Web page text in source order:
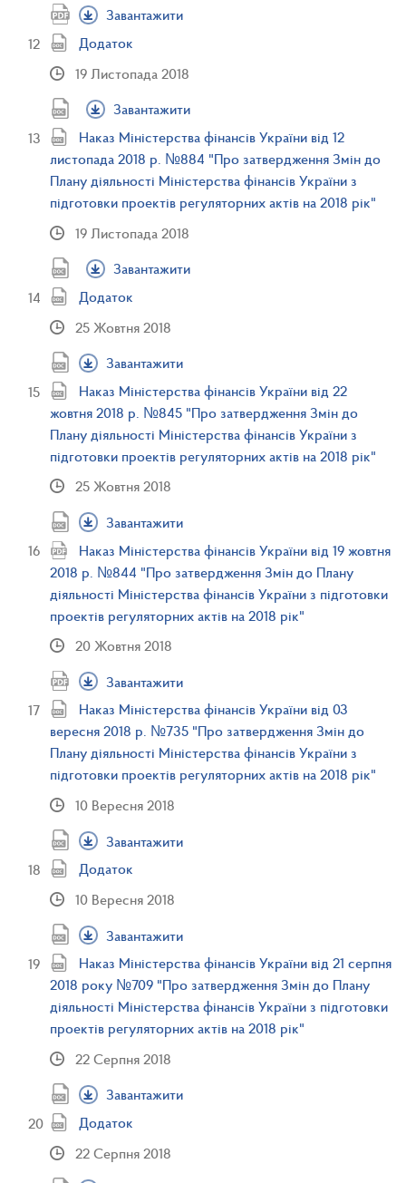
Завантажити
Додаток
19 Листопада 2018
Завантажити
Наказ Міністерства фінансів України від 12
листопада 2018 р. №884 "Про затвердження Змін до
Плану діяльності Міністерства фінансів України з
підготовки проектів регуляторних актів на 2018 рік"
19 Листопада 2018
Завантажити
Додаток
25 Жовтня 2018
Завантажити
Наказ Міністерства фінансів України від 22
жовтня 2018 р. №845 "Про затвердження Змін до
Плану діяльності Міністерства фінансів України з
підготовки проектів регуляторних актів на 2018 рік"
25 Жовтня 2018
Завантажити
Наказ Міністерства фінансів України від 19 жовтня
2018 р. №844 "Про затвердження Змін до Плану
діяльності Міністерства фінансів України з підготовки
проектів регуляторних актів на 2018 рік"
20 Жовтня 2018
Завантажити
Наказ Міністерства фінансів України від 03
вересня 2018 р. №735 "Про затвердження Змін до
Плану діяльності Міністерства фінансів України з
підготовки проектів регуляторних актів на 2018 рік"
10 Вересня 2018
Завантажити
Додаток
10 Вересня 2018
Завантажити
Наказ Міністерства фінансів України від 21 серпня
2018 року №709 "Про затвердження Змін до Плану
діяльності Міністерства фінансів України з підготовки
проектів регуляторних актів на 2018 рік"
22 Серпня 2018
Завантажити
Додаток
22 Серпня 2018